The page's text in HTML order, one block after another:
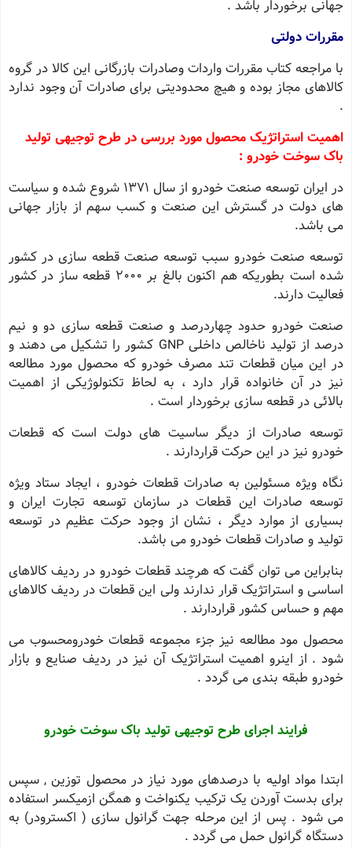
جهانی برخوردار باشد .
مقررات دولتی
با مراجعه کتاب مقررات واردات وصادرات بازرگانی این کالا در گروه
کالاهای مجاز بوده و هیچ محدودیتی برای صادرات آن وجود ندارد
.
اهمیت استراتژیک محصول مورد بررسی در طرح توجیهی تولید
باک سوخت خودرو :
در ایران توسعه صنعت خودرو از سال ١٣٧١ شروع شده و سیاست
های دولت در گسترش این صنعت و کسب سهم از بازار جهانی
می باشد.
توسعه صنعت خودرو سبب توسعه صنعت قطعه سازی در کشور
شده است بطوریکه هم اکنون بالغ بر ٢٠٠٠ قطعه ساز در کشور
فعالیت دارند.
صنعت خودرو حدود چهاردرصد و صنعت قطعه سازی دو و نیم
درصد از تولید ناخالص داخلی GNP کشور را تشکیل می دهند و
در این میان قطعات تند مصرف خودرو که محصول مورد مطالعه
نیز در آن خانواده قرار دارد ، به لحاظ تکنولوژیکی از اهمیت
بالائی در قطعه سازی برخوردار است .
توسعه صادرات از دیگر ساسیت های دولت است که قطعات
خودرو نیز در این حرکت قراردارند .
نگاه ویژه مسئولین به صادرات قطعات خودرو ، ایجاد ستاد ویژه
توسعه صادرات این قطعات در سازمان توسعه تجارت ایران و
بسیاری از موارد دیگر ، نشان از وجود حرکت عظیم در توسعه
تولید و صادرات قطعات خودرو می باشد.
بنابراین می توان گفت که هرچند قطعات خودرو در ردیف کالاهای
اساسی و استراتژیک قرار ندارند ولی این قطعات در ردیف کالاهای
مهم و حساس کشور قراردارند .
محصول مود مطالعه نیز جزء مجموعه قطعات خودرومحسوب می
شود . از اینرو اهمیت استراتژیک آن نیز در ردیف صنایع و بازار
خودرو طبقه بندی می گردد .
فرایند اجرای طرح توجیهی تولید باک سوخت خودرو
ابتدا مواد اولیه با درصدهای مورد نیاز در محصول توزین , سپس
برای بدست آوردن یک ترکیب یکنواخت و همگن ازمیکسر استفاده
می شود . پس از این مرحله جهت گرانول سازی ( اکسترودر) به
دستگاه گرانول حمل می گردد .